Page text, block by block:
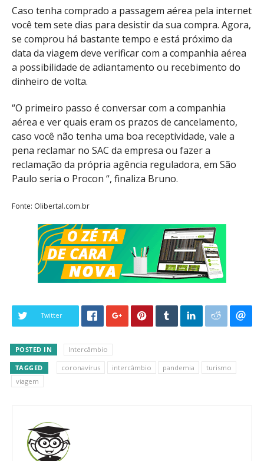
Caso tenha comprado a passagem aérea pela internet
você tem sete dias para desistir da sua compra. Agora,
se comprou há bastante tempo e está próximo da
data da viagem deve verificar com a companhia aérea
a possibilidade de adiantamento ou recebimento do
dinheiro de volta.
“O primeiro passo é conversar com a companhia
aérea e ver quais eram os prazos de cancelamento,
caso você não tenha uma boa receptividade, vale a
pena reclamar no SAC da empresa ou fazer a
reclamação da própria agência reguladora, em São
Paulo seria o Procon “, finaliza Bruno.
Fonte: Olibertal.com.br
Twitter
POSTED IN Intercâmbio
TAGGED coronavírus intercâmbio pandemia
turismo
viagem